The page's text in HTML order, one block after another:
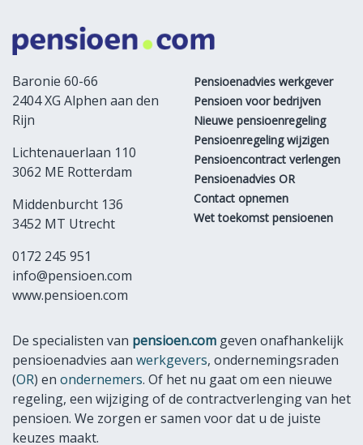
Baronie 60-66
2404 XG Alphen aan den
Rijn
Lichtenauerlaan 110
3062 ME Rotterdam
Middenburcht 136
3452 MT Utrecht
0172 245 951
info@pensioen.com
www.pensioen.com
Pensioenadvies werkgever
Pensioen voor bedrijven
Nieuwe pensioenregeling
Pensioenregeling wijzigen
Pensioencontract verlengen
Pensioenadvies OR
Contact opnemen
Wet toekomst pensioenen
De specialisten van pensioen.com geven onafhankelijk
pensioenadvies aan werkgevers, ondernemingsraden
(OR) en ondernemers. Of het nu gaat om een nieuwe
regeling, een wijziging of de contractverlenging van het
pensioen. We zorgen er samen voor dat u de juiste
keuzes maakt.